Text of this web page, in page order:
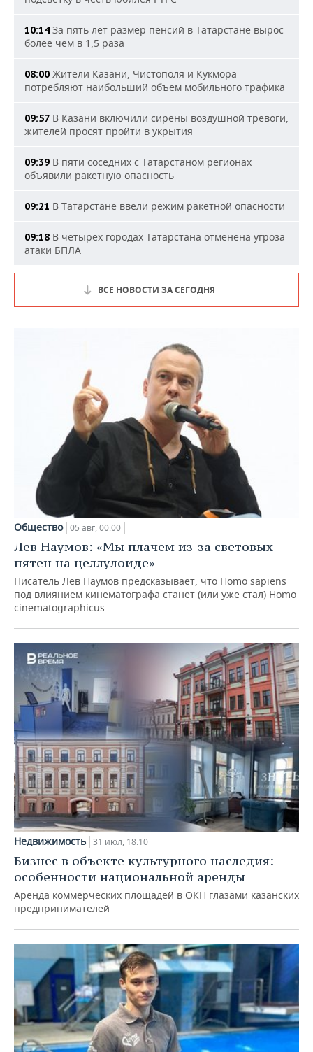
10:14За пять лет размер пенсий в Татарстане вырос
более чем в 1,5 раза
08:00 Жители Казани, Чистополя и Кукмора
потребляют наибольший объем мобильного трафика
09:57 В Казани включили сирены воздушной тревоги,
жителей просят пройти в укрытия
09:39 В пяти соседних с Татарстаном регионах
объявили ракетную опасность
09:21 В Татарстане ввели режим ракетной опасности
09:18 В четырех городах Татарстана отменена угроза
атаки БПЛА
ВСЕ НОВОСТИ ЗА СЕГОДНЯ
Общество 05 авг, 00:00
Лев Наумов: «Мы плачем из-за световых
пятен на целлулоиде»
Писатель Лев Наумов предсказывает, что Homo sapiens
под влиянием кинематографа станет (или уже стал) Homo
cinematographicus
Недвижимость 31 июл, 18:10
Бизнес в объекте культурного наследия:
особенности национальной аренды
Аренда коммерческих площадей в ОКН глазами казанских
предпринимателей